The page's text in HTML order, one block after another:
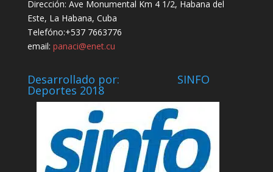
Dirección: Ave Monumental Km 4 1/2, Habana del
Este, La Habana, Cuba
Telefóno:+537 7663776
email: panaci@enet.cu
Desarrollado por: SINFO
Deportes 2018